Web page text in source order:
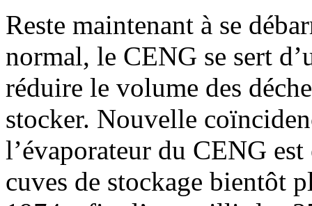
Reste maintenant à se
normal, le CENG se sert
réduire le volume des
stocker. Nouvelle
l’évaporateur du CENG
cuves de stockage bientôt